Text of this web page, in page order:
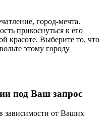
город-мечта.
прикоснуться к его
красоте. Выберите то, что
этому городу
под Ваш запрос
зависимости от Ваших